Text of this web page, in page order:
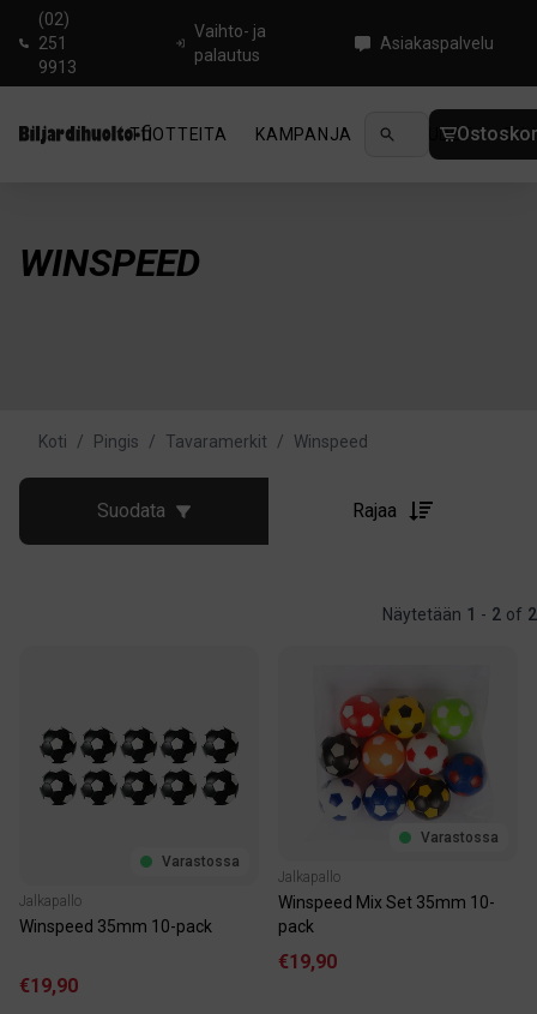
(02)
251
9913
Vaihto- ja
palautus
Asiakaspalvelu
TUOTTEITA KAMPANJA UUTUUDET
WINSPEED
Koti / Pingis / Tavaramerkit / Winspeed
Suodata Rajaa
Näytetään 1 - 2 of 2
Varastossa
Jalkapallo
Winspeed 35mm 10-pack
€19,90
Varastossa
Jalkapallo
Winspeed Mix Set 35mm 10-
pack
€19,90